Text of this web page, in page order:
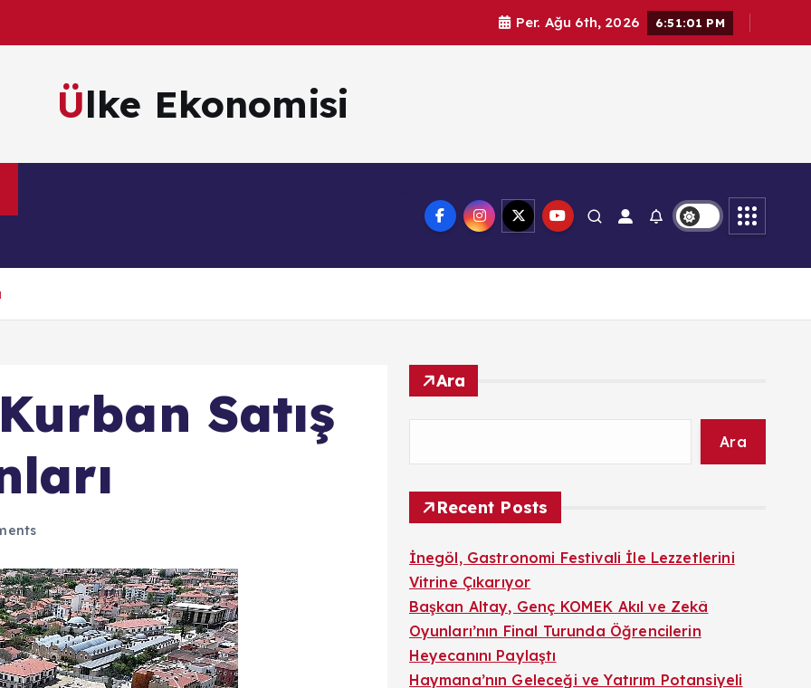
Per. Ağu 6th, 2026 6:51:02 PM
Ülke Ekonomisi
Satış
Ara
Ara
Recent Posts
İnegöl, Gastronomi Festivali İle Lezzetlerini
Vitrine Çıkarıyor
Başkan Altay, Genç KOMEK Akıl ve Zekâ
Oyunları’nın Final Turunda Öğrencilerin
Heyecanını Paylaştı
Haymana’nın Geleceği ve Yatırım Potansiyeli